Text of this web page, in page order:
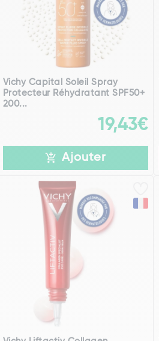
Vichy Capital Soleil Spray
Protecteur Réhydratant SPF50+
200...
19,43€
Ajouter